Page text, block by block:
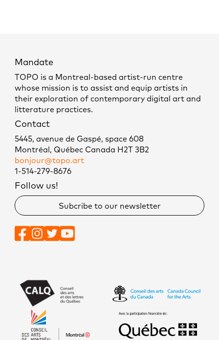
Mandate
TOPO is a Montreal-based artist-run centre
whose mission is to assist and equip artists in
their exploration of contemporary digital art and
litterature practices.
Contact
5445, avenue de Gaspé, space 608
Montréal, Québec Canada H2T 3B2
bonjour@topo.art
1-514-279-8676
Follow us!
Subcribe to our newsletter